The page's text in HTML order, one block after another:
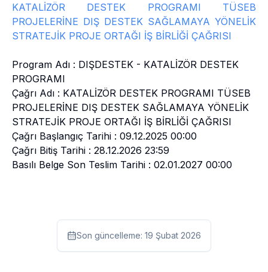
KATALİZÖR DESTEK PROGRAMI TÜSEB
PROJELERİNE DIŞ DESTEK SAĞLAMAYA YÖNELİK
STRATEJİK PROJE ORTAĞI İŞ BİRLİĞİ ÇAĞRISI
Program Adı : DIŞDESTEK - KATALİZÖR DESTEK
PROGRAMI
Çağrı Adı : KATALİZÖR DESTEK PROGRAMI TÜSEB
PROJELERİNE DIŞ DESTEK SAĞLAMAYA YÖNELİK
STRATEJİK PROJE ORTAĞI İŞ BİRLİĞİ ÇAĞRISI
Çağrı Başlangıç Tarihi : 09.12.2025 00:00
Çağrı Bitiş Tarihi : 28.12.2026 23:59
Basılı Belge Son Teslim Tarihi : 02.01.2027 00:00
Son güncelleme: 19 Şubat 2026